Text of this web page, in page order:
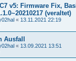
v5: Firmware Fix,
(veraltet)
« 13.11.2021 22:19
Ausfall
« 13.09.2021 13:51